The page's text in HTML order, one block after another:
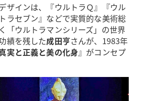
ザインは、『ウルトラＱ』『ウル
ラセブン』などで実質的な美術総
「ウルトラマンシリーズ」の世界
績を残した成田亨さんが、1983年
実と正義と美の化身』がコンセプ